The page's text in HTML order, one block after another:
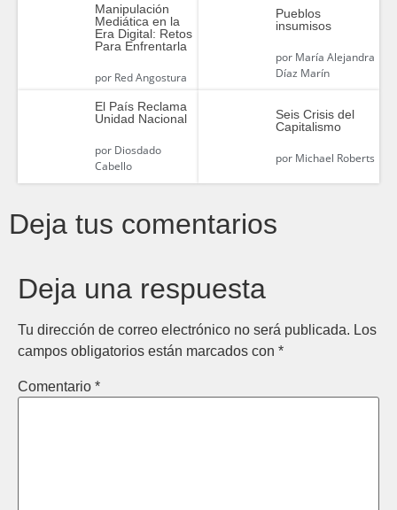
Manipulación
Mediática en la
Era Digital: Retos
Para Enfrentarla
porRed Angostura
Pueblos
insumisos
porMaría Alejandra
Díaz Marín
El País Reclama
Unidad Nacional
porDiosdado
Cabello
Seis Crisis del
Capitalismo
porMichael Roberts
Deja tus comentarios
Deja una respuesta
Tu dirección de correo electrónico no será publicada. Los
campos obligatorios están marcados con *
Comentario *